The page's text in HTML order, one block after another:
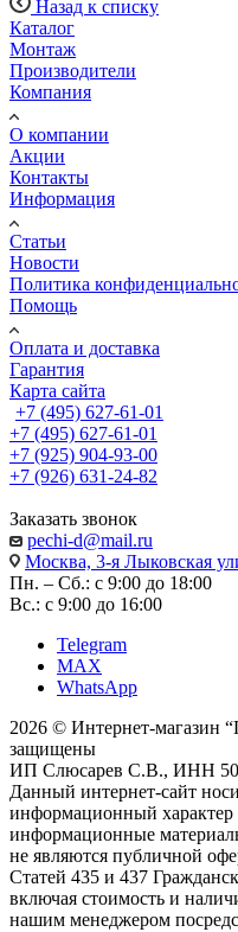
Назад к списку
Каталог
Монтаж
Производители
Компания
О компании
Акции
Контакты
Информация
Статьи
Новости
Политика
Помощь
Оплата и доставка
Гарантия
Карта сайта
+7 (495) 627-61-01
+7 (495) 627-61-01
+7 (925) 904-93-00
+7 (926) 631-24-82
Заказать звонок
pechi-d@mail.ru
Москва, 3-я Лыковская
Пн. – Сб.: с 9:00 до 18:00
Вс.: с 9:00 до 16:00
Telegram
MAX
WhatsApp
2026 © Интернет-магазин
защищены
ИП Слюсарев С.В., ИНН
Данный интернет-сайт
информационный
информационные
не являются публичной
Статей 435 и 437
включая стоимость и
нашим менеджером